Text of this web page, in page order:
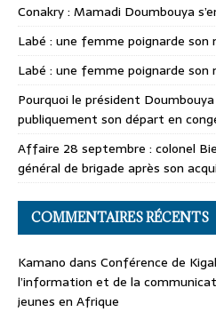
Conakry : Mamadi Doumbouya
Labé : une femme poignarde son
Labé : une femme poignarde son
Pourquoi le président
publiquement son départ en
Affaire 28 septembre : colonel
général de brigade après son
COMMENTAIRES RÉCENTS
Kamano dans Conférence de
l’information et de la
jeunes en Afrique